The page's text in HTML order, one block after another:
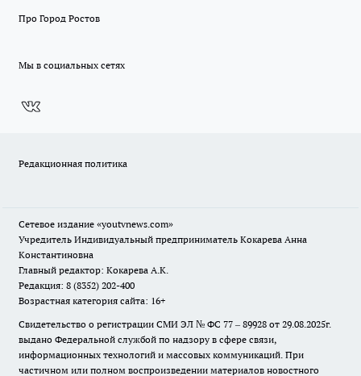
Про Город Ростов
Мы в социальных сетях
Редакционная политика
Сетевое издание «youtvnews.com»
Учредитель Индивидуальный предприниматель Кокарева Анна
Константиновна
Главный редактор: Кокарева А.К.
Редакция: 8 (8352) 202-400
Возрастная категория сайта: 16+
Свидетельство о регистрации СМИ ЭЛ № ФС 77 – 89928 от 29.08.2025г.
выдано Федеральной службой по надзору в сфере связи,
информационных технологий и массовых коммуникаций. При
частичном или полном воспроизведении материалов новостного